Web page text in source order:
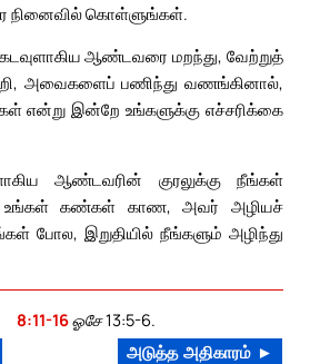
நினைவில் கொள்ளுங்கள்.
ஆண்டவரை மறந்து, வேற்றுத்
அவைகளைப் பணிந்து வணங்கினால்,
என்று இன்றே உங்களுக்கு எச்சரிக்கை
ஆண்டவரின் குரலுக்கு நீங்கள்
உங்கள் கண்கள் காண, அவர் அழியச்
போல, இறுதியில் நீங்களும் அழிந்து
8:11-16ஓசே 13:5-6.
அடுத்த அதிகாரம் ►